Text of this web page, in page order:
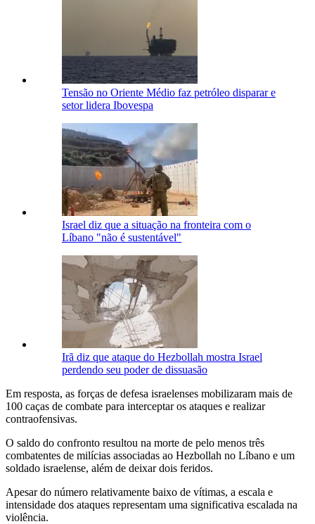
Tensão no Oriente Médio faz petróleo disparar e
setor lidera Ibovespa
Israel diz que a situação na fronteira com o
Líbano "não é sustentável"
Irã diz que ataque do Hezbollah mostra Israel
perdendo seu poder de dissuasão
Em resposta, as forças de defesa israelenses mobilizaram mais de
100 caças de combate para interceptar os ataques e realizar
contraofensivas.
O saldo do confronto resultou na morte de pelo menos três
combatentes de milícias associadas ao Hezbollah no Líbano e um
soldado israelense, além de deixar dois feridos.
Apesar do número relativamente baixo de vítimas, a escala e
intensidade dos ataques representam uma significativa escalada na
violência.